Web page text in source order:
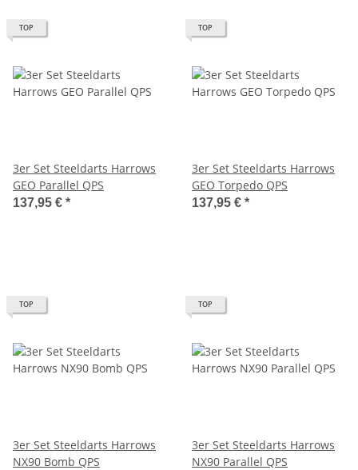
TOP
3er Set Steeldarts Harrows
GEO Parallel QPS
137,95 € *
TOP
3er Set Steeldarts Harrows
GEO Torpedo QPS
137,95 € *
TOP
3er Set Steeldarts Harrows
NX90 Bomb QPS
TOP
3er Set Steeldarts Harrows
NX90 Parallel QPS